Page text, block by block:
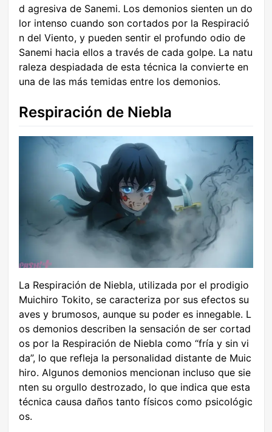
d agresiva de Sanemi. Los demonios sienten un do
lor intenso cuando son cortados por la Respiració
n del Viento, y pueden sentir el profundo odio de
Sanemi hacia ellos a través de cada golpe. La natu
raleza despiadada de esta técnica la convierte en
una de las más temidas entre los demonios.
Respiración de Niebla
La Respiración de Niebla, utilizada por el prodigio
Muichiro Tokito, se caracteriza por sus efectos su
aves y brumosos, aunque su poder es innegable. L
os demonios describen la sensación de ser cortad
os por la Respiración de Niebla como “fría y sin vi
da”, lo que refleja la personalidad distante de Muic
hiro. Algunos demonios mencionan incluso que sie
nten su orgullo destrozado, lo que indica que esta
técnica causa daños tanto físicos como psicológic
os.